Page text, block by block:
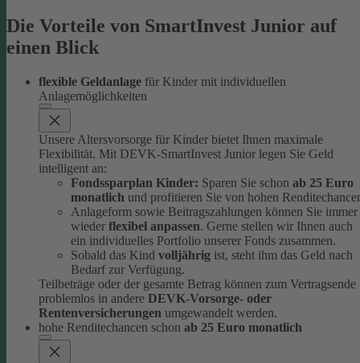
Die Vorteile von SmartInvest Junior auf
einen Blick
flexible Geldanlage für Kinder mit individuellen
Anlagemöglichkeiten
Unsere Altersvorsorge für Kinder bietet Ihnen maximale
Flexibilität. Mit DEVK-SmartInvest Junior legen Sie Geld
intelligent an:
Fondssparplan Kinder: Sparen Sie schon ab 25 Euro
monatlich und profitieren Sie von hohen
Anlageform sowie Beitragszahlungen können Sie immer
wieder flexibel anpassen. Gerne stellen wir Ihnen auch
ein individuelles Portfolio unserer Fonds zusammen.
Sobald das Kind volljährig ist, steht ihm das Geld nach
Bedarf zur Verfügung.
Teilbeträge oder der gesamte Betrag können zum Vertragsende
problemlos in andere DEVK-Vorsorge- oder
Rentenversicherungen umgewandelt werden.
hohe Renditechancen schon ab 25 Euro monatlich